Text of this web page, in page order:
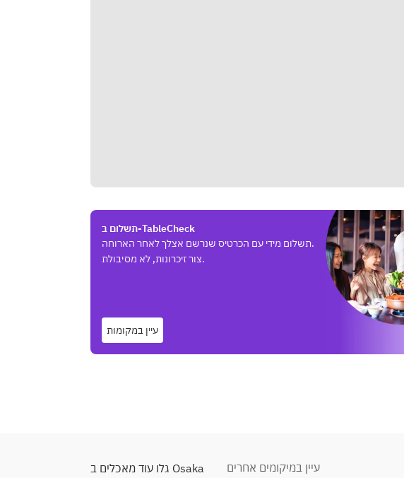
תשלום ב-TableCheck
תשלום מידי עם הכרטיס שנרשם אצלך לאחר הארוחה.
צור זיכרונות, לא מסיבולת.
עיין במקומות
גלו עוד מאכלים ב Osaka עיין במיקומים אחרים